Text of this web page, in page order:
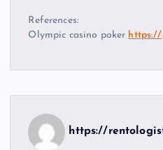
References:
Olympic casino poker https://
https://